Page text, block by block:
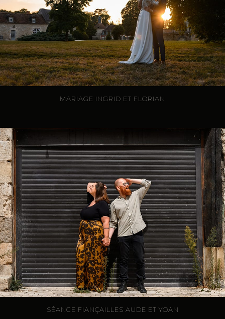
MARIAGE INGRID ET FLORIAN
SÉANCE FIANÇAILLES AUDE ET YOAN